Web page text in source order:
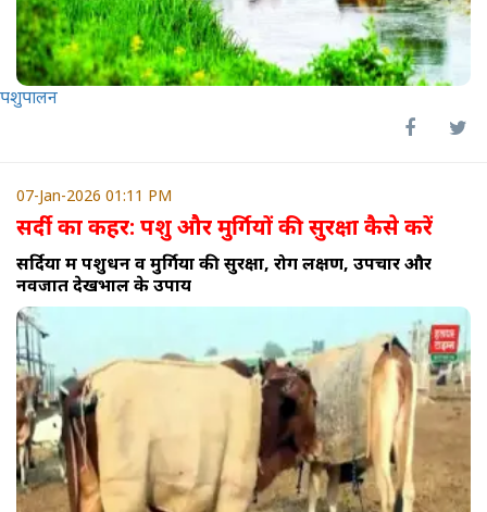
पशुपालन
07-Jan-2026 01:11 PM
सर्दी का कहर: पशु और मुर्गियों की सुरक्षा कैसे करें
सर्दियों में पशुधन व मुर्गियों की सुरक्षा, रोग लक्षण, उपचार और
नवजात देखभाल के उपाय